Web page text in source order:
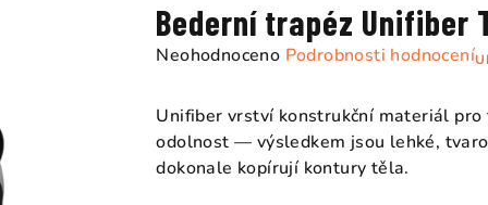
Bederní trapéz Unifiber
Průměrné
produktu
0,0
Neohodnoceno Podrobnosti hodnocení
Unifiber vrství konstrukční materiál
odolnost — výsledkem jsou lehké,
dokonale kopírují kontury těla.